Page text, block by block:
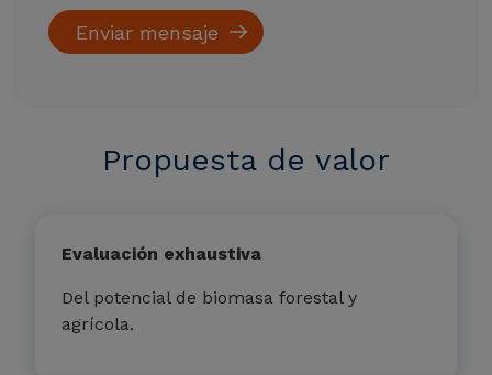
Propuesta de valor
Evaluación exhaustiva
Del potencial de biomasa forestal y
agrícola.